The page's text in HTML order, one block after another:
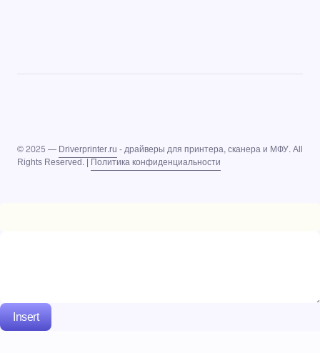
© 2025 —Driverprinter.ru- драйверы для принтера, сканера и МФУ. All
Rights Reserved. |Политика конфиденциальности
Insert